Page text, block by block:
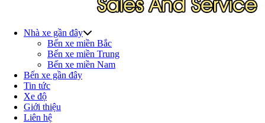
Nhà xe gần đây
Bến xe miền Bắc
Bến xe miền Trung
Bến xe miền Nam
Bến xe gần đây
Tin tức
Xe độ
Giới thiệu
Liên hệ